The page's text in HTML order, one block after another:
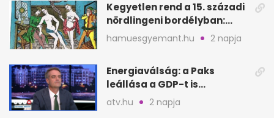
Kegyetlen rend a 15. századi
nördlingeni bordélyban:
verés, éheztetés
hamuesgyemant.hu 2 napja
Energiaválság: a Paks
leállása a GDP-t is
megütheti, int az
atv.hu 2 napja